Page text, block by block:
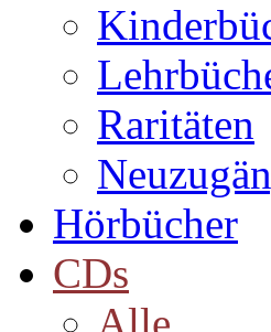
Raritäten
Hörbücher
CDs